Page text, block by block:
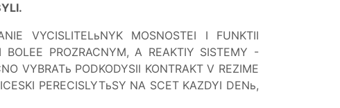
VYCISLITELьNYK MOSNOSTEI I FUNKTII
PROZRACNYM, A REAKTIY SISTEMY -
VYBRATь PODKODYSII KONTRAKT V REZIME
PERECISLYTьSY NA SCET KAZDYI DENь,